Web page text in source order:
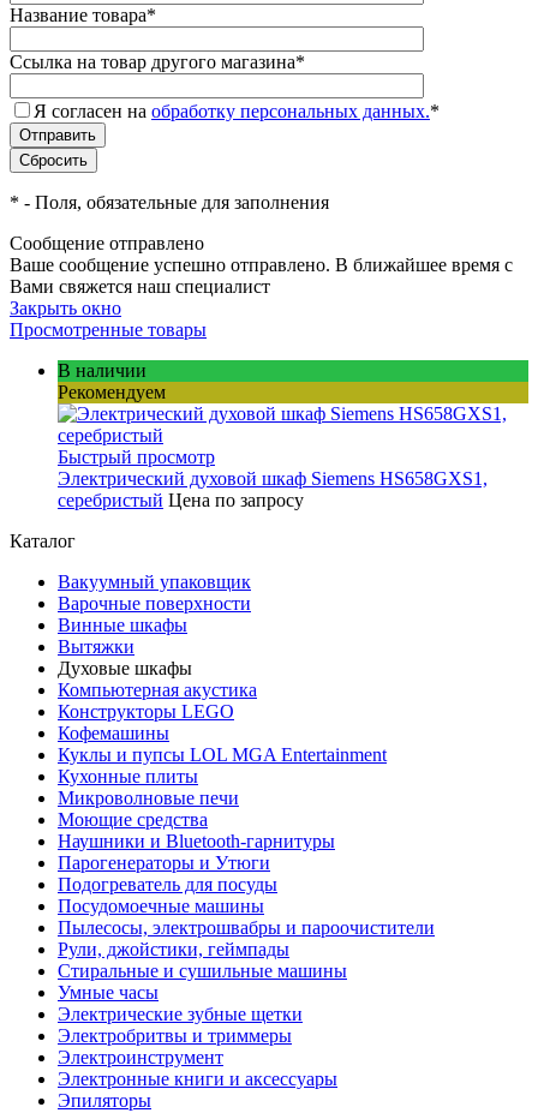
Название товара*
Ссылка на товар другого магазина*
Я согласен на обработку персональных данных.*
* - Поля, обязательные для заполнения
Сообщение отправлено
Ваше сообщение успешно отправлено. В ближайшее время с
Вами свяжется наш специалист
Закрыть окно
Просмотренные товары
В наличии
Рекомендуем
Быстрый просмотр
Электрический духовой шкаф Siemens HS658GXS1,
серебристый Цена по запросу
Каталог
Вакуумный упаковщик
Варочные поверхности
Винные шкафы
Вытяжки
Духовые шкафы
Компьютерная акустика
Конструкторы LEGO
Кофемашины
Куклы и пупсы LOL MGA Entertainment
Кухонные плиты
Микроволновые печи
Моющие средства
Наушники и Bluetooth-гарнитуры
Парогенераторы и Утюги
Подогреватель для посуды
Посудомоечные машины
Пылесосы, электрошвабры и пароочистители
Рули, джойстики, геймпады
Стиральные и сушильные машины
Умные часы
Электрические зубные щетки
Электробритвы и триммеры
Электроинструмент
Электронные книги и аксессуары
Эпиляторы